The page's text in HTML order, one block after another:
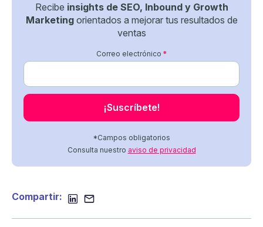
Recibe insights de SEO, Inbound y Growth
Marketingorientados a mejorar tus resultados de
ventas
Correo electrónico *
*Campos obligatorios
Consulta nuestro aviso de privacidad
Compartir: